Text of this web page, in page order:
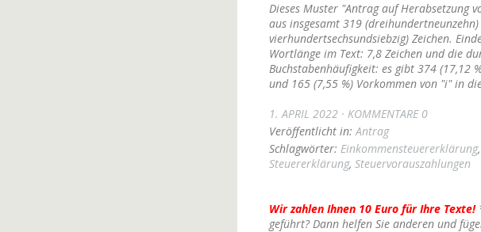
Dieses Muster "Antrag auf Herabsetzung
aus insgesamt 319
vierhundertsechsundsiebzig) Zeichen.
Wortlänge im Text: 7,8 Zeichen und die
Buchstabenhäufigkeit: es gibt 374 (17,12
und 165 (7,55 %) Vorkommen von "i" in
1. APRIL 2022
KOMMENTARE 0
Veröffentlicht in:Antrag
Schlagwörter: Einkommensteuererklärung,
Steuererklärung, Steuervorauszahlungen
Wir zahlen Ihnen 10 Euro für Ihre Texte!
geführt? Dann helfen Sie anderen und